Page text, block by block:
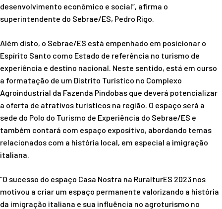
desenvolvimento econômico e social”, afirma o
superintendente do Sebrae/ES, Pedro Rigo.
Além disto, o Sebrae/ES está empenhado em posicionar o
Espírito Santo como Estado de referência no turismo de
experiência e destino nacional. Neste sentido, está em curso
a formatação de um Distrito Turístico no Complexo
Agroindustrial da Fazenda Pindobas que deverá potencializar
a oferta de atrativos turísticos na região. O espaço será a
sede do Polo do Turismo de Experiência do Sebrae/ES e
também contará com espaço expositivo, abordando temas
relacionados com a história local, em especial a imigração
italiana.
“O sucesso do espaço Casa Nostra na RuralturES 2023 nos
motivou a criar um espaço permanente valorizando a história
da imigração italiana e sua influência no agroturismo no